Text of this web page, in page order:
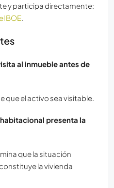
y participa directamente:
BOE.
al inmueble antes de
que el activo sea visitable.
presenta la
que la situación
la vivienda